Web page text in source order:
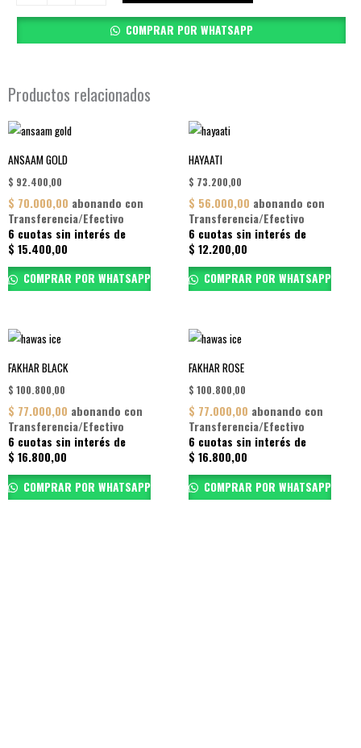
cantidad
COMPRAR POR WHATSAPP
Productos relacionados
ANSAAM GOLD
$ 92.400,00
$ 70.000,00 abonando con
Transferencia/Efectivo
6 cuotas sin interés de
$ 15.400,00
COMPRAR POR WHATSAPP
HAYAATI
$ 73.200,00
$ 56.000,00 abonando con
Transferencia/Efectivo
6 cuotas sin interés de
$ 12.200,00
COMPRAR POR WHATSAPP
FAKHAR BLACK
$ 100.800,00
$ 77.000,00 abonando con
Transferencia/Efectivo
6 cuotas sin interés de
$ 16.800,00
COMPRAR POR WHATSAPP
FAKHAR ROSE
$ 100.800,00
$ 77.000,00 abonando con
Transferencia/Efectivo
6 cuotas sin interés de
$ 16.800,00
COMPRAR POR WHATSAPP